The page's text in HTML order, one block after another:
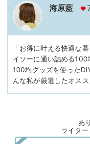
海原藍
「お得に叶える快適な
イソーに通い詰める100
100均グッズを使った
んな私が厳選したオス
あ
ライタ